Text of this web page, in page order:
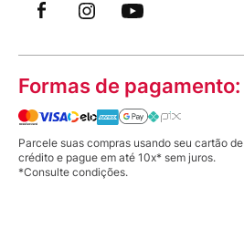
Formas de pagamento:
Parcele suas compras usando seu cartão de
crédito e pague em até 10x* sem juros.
*Consulte condições.